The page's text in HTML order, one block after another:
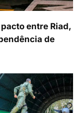
entre Riad,
de